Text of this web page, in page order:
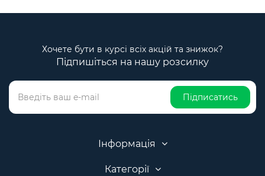
Хочете бути в курсі всіх акцій та знижок?
Підпишіться на нашу розсилку
Підписатись
Інформація
Категорії